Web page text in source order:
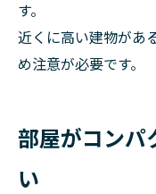
す。
近くに高い建物があ
め注意が必要です。
部屋がコンパ
い